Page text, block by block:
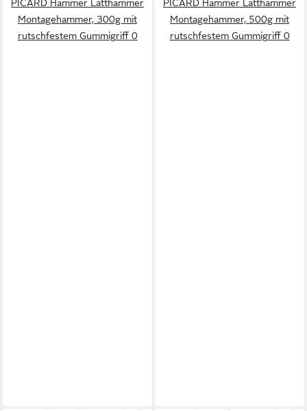
PICARD Hammer Latthammer
Montagehammer, 300g mit
rutschfestem Gummigriff 0
PICARD Hammer Latthammer
Montagehammer, 500g mit
rutschfestem Gummigriff 0